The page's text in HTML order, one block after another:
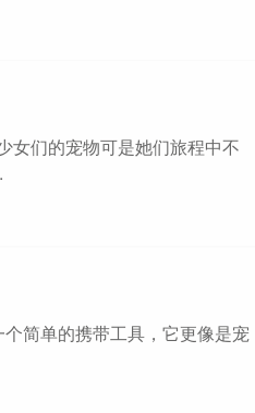
女们的宠物可是她们旅程中不
简单的携带工具，它更像是宠